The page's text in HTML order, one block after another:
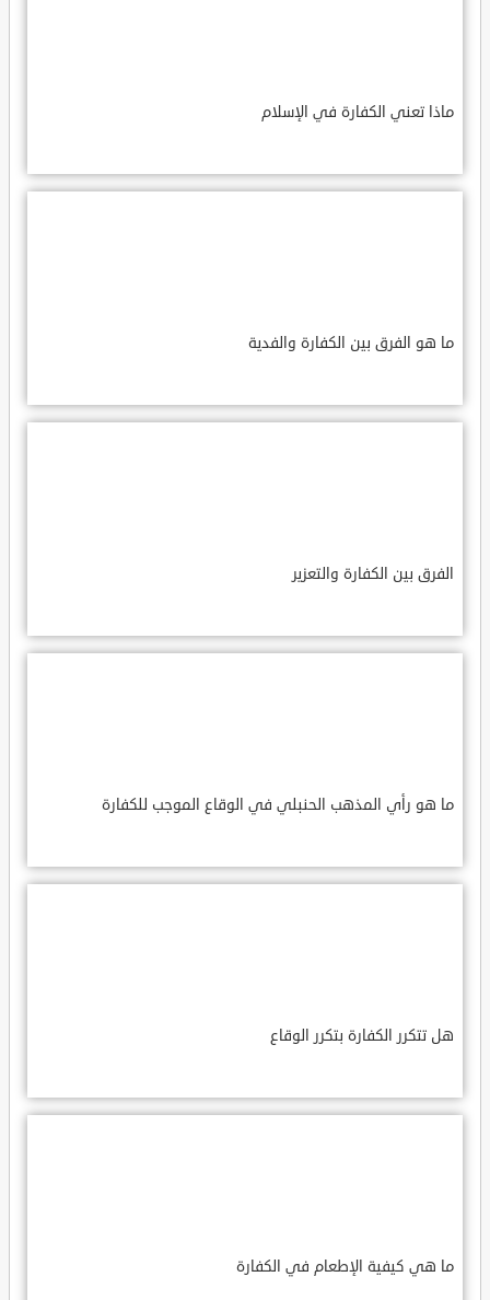
ماذا تعني الكفارة في الإسلام
ما هو الفرق بين الكفارة والفدية
الفرق بين الكفارة والتعزير
ما هو رأي المذهب الحنبلي في الوقاع الموجب للكفارة
هل تتكرر الكفارة بتكرر الوقاع
ما هي كيفية الإطعام في الكفارة